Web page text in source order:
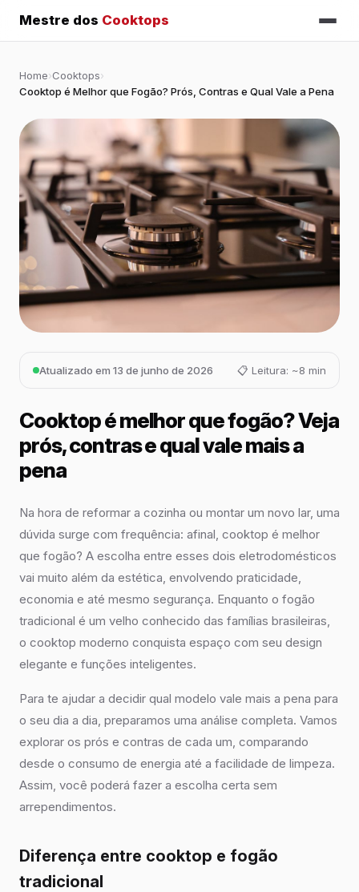
Mestre dos Cooktops
Home›Cooktops›
Cooktop é Melhor que Fogão? Prós, Contras e Qual Vale a Pena
Atualizado em 13 de junho de 2026 📋 Leitura: ~8 min
Cooktop é melhor que fogão? Veja
prós, contras e qual vale mais a
pena
Na hora de reformar a cozinha ou montar um novo lar, uma
dúvida surge com frequência: afinal, cooktop é melhor
que fogão? A escolha entre esses dois eletrodomésticos
vai muito além da estética, envolvendo praticidade,
economia e até mesmo segurança. Enquanto o fogão
tradicional é um velho conhecido das famílias brasileiras,
o cooktop moderno conquista espaço com seu design
elegante e funções inteligentes.
Para te ajudar a decidir qual modelo vale mais a pena para
o seu dia a dia, preparamos uma análise completa. Vamos
explorar os prós e contras de cada um, comparando
desde o consumo de energia até a facilidade de limpeza.
Assim, você poderá fazer a escolha certa sem
arrependimentos.
Diferença entre cooktop e fogão
tradicional